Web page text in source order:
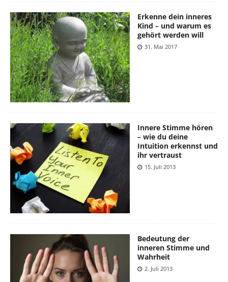
Erkenne dein inneres
Kind – und warum es
gehört werden will
31. Mai 2017
Innere Stimme hören
– wie du deine
Intuition erkennst und
ihr vertraust
15. Juli 2013
Bedeutung der
inneren Stimme und
Wahrheit
2. Juli 2013